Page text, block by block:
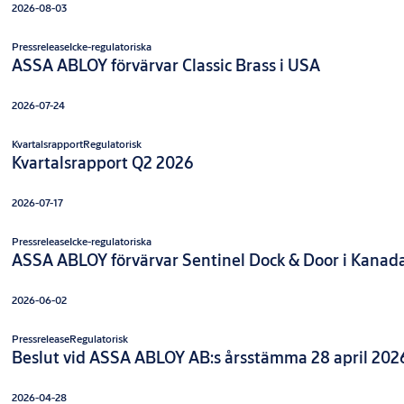
2026-08-03
PressreleaseIcke-regulatoriska
ASSA ABLOY förvärvar Classic Brass i USA
2026-07-24
KvartalsrapportRegulatorisk
Kvartalsrapport Q2 2026
2026-07-17
PressreleaseIcke-regulatoriska
ASSA ABLOY förvärvar Sentinel Dock & Door i
2026-06-02
PressreleaseRegulatorisk
Beslut vid ASSA ABLOY AB:s årsstämma 28 april
2026-04-28